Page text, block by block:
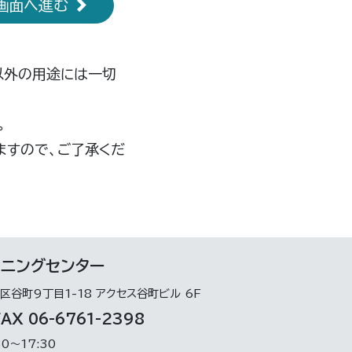
面へ進む
外の用途には一切
ので、ご了承くだ
ングセンター
町9丁目1-18 アクセス谷町ビル 6F
06-6761-2398
～17:30